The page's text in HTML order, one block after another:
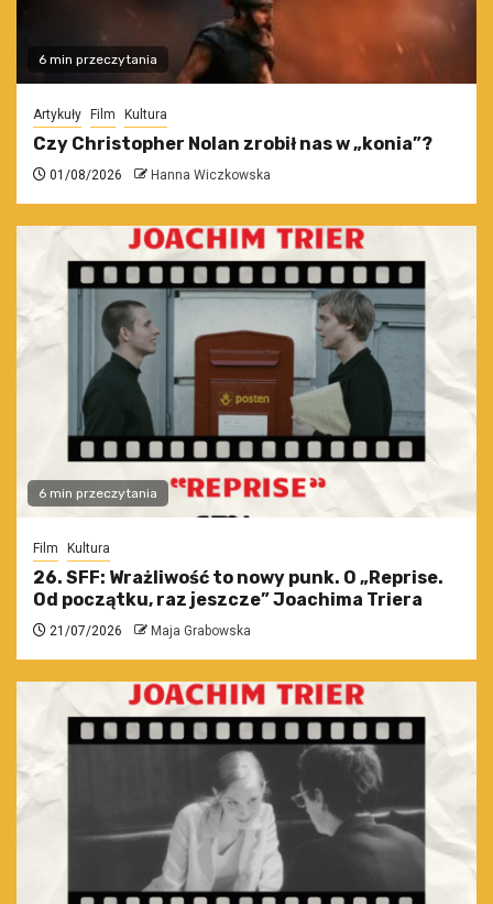
6 min przeczytania
Artykuły Film Kultura
Czy Christopher Nolan zrobił nas w „konia”?
01/08/2026 Hanna Wiczkowska
6 min przeczytania
Film Kultura
26. SFF: Wrażliwość to nowy punk. O „Reprise.
Od początku, raz jeszcze” Joachima Triera
21/07/2026 Maja Grabowska